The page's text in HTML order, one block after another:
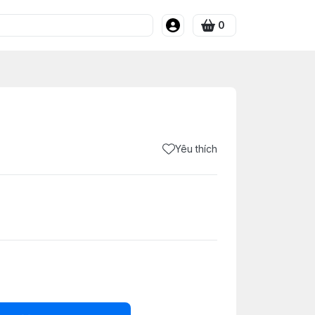
0
Yêu thích